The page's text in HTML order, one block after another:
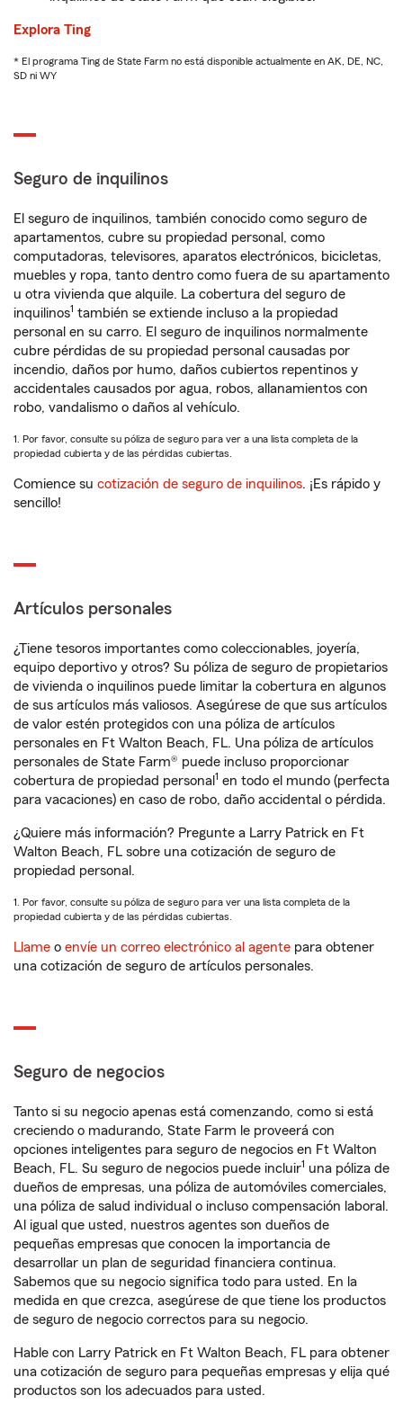
Explora Ting
* El programa Ting de State Farm no está disponible actualmente en AK, DE, NC,
SD ni WY
Seguro de inquilinos
El seguro de inquilinos, también conocido como seguro de
apartamentos, cubre su propiedad personal, como
computadoras, televisores, aparatos electrónicos, bicicletas,
muebles y ropa, tanto dentro como fuera de su apartamento
u otra vivienda que alquile. La cobertura del seguro de
inquilinos1 también se extiende incluso a la propiedad
personal en su carro. El seguro de inquilinos normalmente
cubre pérdidas de su propiedad personal causadas por
incendio, daños por humo, daños cubiertos repentinos y
accidentales causados por agua, robos, allanamientos con
robo, vandalismo o daños al vehículo.
1. Por favor, consulte su póliza de seguro para ver a una lista completa de la
propiedad cubierta y de las pérdidas cubiertas.
Comience su cotización de seguro de inquilinos. ¡Es rápido y
sencillo!
Artículos personales
¿Tiene tesoros importantes como coleccionables, joyería,
equipo deportivo y otros? Su póliza de seguro de propietarios
de vivienda o inquilinos puede limitar la cobertura en algunos
de sus artículos más valiosos. Asegúrese de que sus artículos
de valor estén protegidos con una póliza de artículos
personales en Ft Walton Beach, FL. Una póliza de artículos
personales de State Farm® puede incluso proporcionar
cobertura de propiedad personal 1 en todo el mundo (perfecta
para vacaciones) en caso de robo, daño accidental o pérdida.
¿Quiere más información? Pregunte a Larry Patrick en Ft
Walton Beach, FL sobre una cotización de seguro de
propiedad personal.
1. Por favor, consulte su póliza de seguro para ver una lista completa de la
propiedad cubierta y de las pérdidas cubiertas.
Llame o envíe un correo electrónico al agente para obtener
una cotización de seguro de artículos personales.
Seguro de negocios
Tanto si su negocio apenas está comenzando, como si está
creciendo o madurando, State Farm le proveerá con
opciones inteligentes para seguro de negocios en Ft Walton
Beach, FL. Su seguro de negocios puede incluir1 una póliza de
dueños de empresas, una póliza de automóviles comerciales,
una póliza de salud individual o incluso compensación laboral.
Al igual que usted, nuestros agentes son dueños de
pequeñas empresas que conocen la importancia de
desarrollar un plan de seguridad financiera continua.
Sabemos que su negocio significa todo para usted. En la
medida en que crezca, asegúrese de que tiene los productos
de seguro de negocio correctos para su negocio.
Hable con Larry Patrick en Ft Walton Beach, FL para obtener
una cotización de seguro para pequeñas empresas y elija qué
productos son los adecuados para usted.